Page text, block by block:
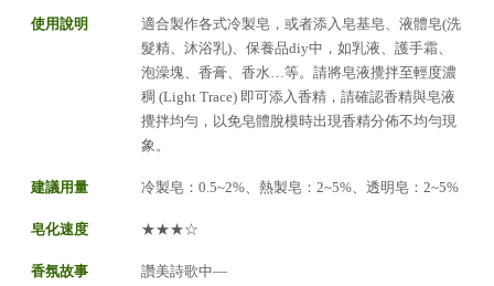
使用說明
適合製作各式冷製皂，或者添入皂基皂、液體皂(洗
髮精、沐浴乳)、保養品diy中，如乳液、護手霜、
泡澡塊、香膏、香水…等。請將皂液攪拌至輕度濃
稠 (Light Trace) 即可添入香精，請確認香精與皂液
攪拌均勻，以免皂體脫模時出現香精分佈不均勻現
象。
建議用量 冷製皂：0.5~2%、熱製皂：2~5%、透明皂：2~5%
皂化速度 ★★★☆
香氛故事
讚美詩歌中—